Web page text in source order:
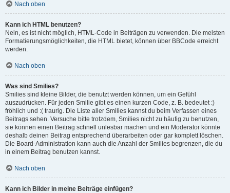
Nach oben
Kann ich HTML benutzen?
Nein, es ist nicht möglich, HTML-Code in Beiträgen zu verwenden. Die meisten
Formatierungsmöglichkeiten, die HTML bietet, können über BBCode erreicht
werden.
Nach oben
Was sind Smilies?
Smilies sind kleine Bilder, die benutzt werden können, um ein Gefühl
auszudrücken. Für jeden Smilie gibt es einen kurzen Code, z. B. bedeutet :)
fröhlich und :( traurig. Die Liste aller Smilies kannst du beim Verfassen eines
Beitrags sehen. Versuche bitte trotzdem, Smilies nicht zu häufig zu benutzen,
sie können einen Beitrag schnell unlesbar machen und ein Moderator könnte
deshalb deinen Beitrag entsprechend überarbeiten oder gar komplett löschen.
Die Board-Administration kann auch die Anzahl der Smilies begrenzen, die du
in einem Beitrag benutzen kannst.
Nach oben
Kann ich Bilder in meine Beiträge einfügen?